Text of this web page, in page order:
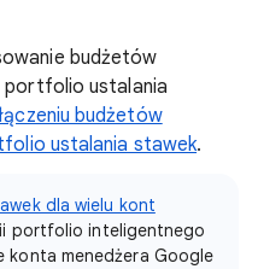
budżetów
ustalania
budżetów
ustalania stawek.
dla wielu kont
portfolio inteligentnego
konta menedżera Google